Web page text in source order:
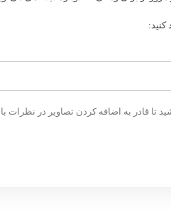
کنید:
تا قادر به اضافه کردن تصاویر در نظرات